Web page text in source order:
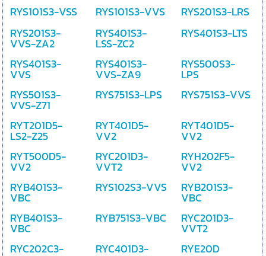
RYS101S3-VSS
RYS101S3-VVS
RYS201S3-LRS
RYS201S3-
VVS-ZA2
RYS401S3-
LSS-ZC2
RYS401S3-LTS
RYS401S3-
VVS
RYS401S3-
VVS-ZA9
RYS500S3-
LPS
RYS501S3-
VVS-Z71
RYS751S3-LPS
RYS751S3-VVS
RYT201D5-
LS2-Z25
RYT401D5-
VV2
RYT401D5-
VV2
RYT500D5-
VV2
RYC201D3-
VVT2
RYH202F5-
VV2
RYB401S3-
VBC
RYS102S3-VVS RYB201S3-
VBC
RYB401S3-
VBC
RYB751S3-VBC RYC201D3-
VVT2
RYC202C3-
RYC401D3-
RYE20D